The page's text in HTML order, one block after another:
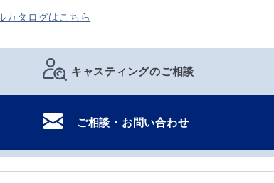
カタログはこちら
キャスティングのご相談
ご相談・お問い合わせ